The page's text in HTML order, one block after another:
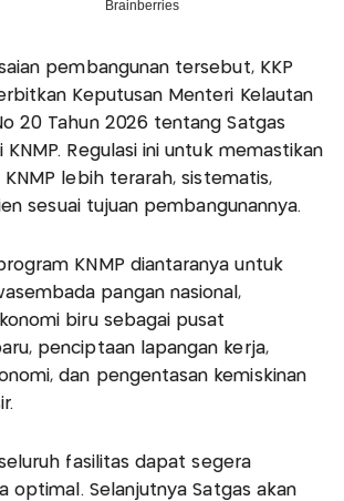
pembangunan tersebut, KKP
Keputusan Menteri Kelautan
20 Tahun 2026 tentang Satgas
KNMP. Regulasi ini untuk memastikan
KNMP lebih terarah, sistematis,
sesuai tujuan pembangunannya.
KNMP diantaranya untuk
pangan nasional,
biru sebagai pusat
penciptaan lapangan kerja,
dan pengentasan kemiskinan
fasilitas dapat segera
optimal. Selanjutnya Satgas akan